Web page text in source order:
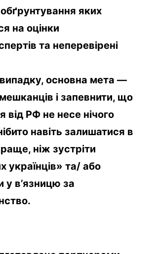
яких
на оцінки
та неперевірені
основна мета —
і запевнити, що
від РФ не несе нічого
навіть залишатися в
ніж зустріти
українців» та/ або
у в’язницю за